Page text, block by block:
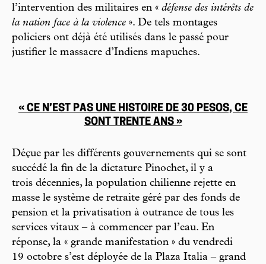
l’intervention des militaires en « défense des intérêts de
la nation face à la violence ». De tels montages
policiers ont déjà été utilisés dans le passé pour
justifier le massacre d’Indiens mapuches.
« CE N’EST PAS UNE HISTOIRE DE 30 PESOS, CE
SONT TRENTE ANS »
Déçue par les différents gouvernements qui se sont
succédé la fin de la dictature Pinochet, il y a
trois décennies, la population chilienne rejette en
masse le système de retraite géré par des fonds de
pension et la privatisation à outrance de tous les
services vitaux – à commencer par l’eau. En
réponse, la « grande manifestation » du vendredi
19 octobre s’est déployée de la Plaza Italia – grand